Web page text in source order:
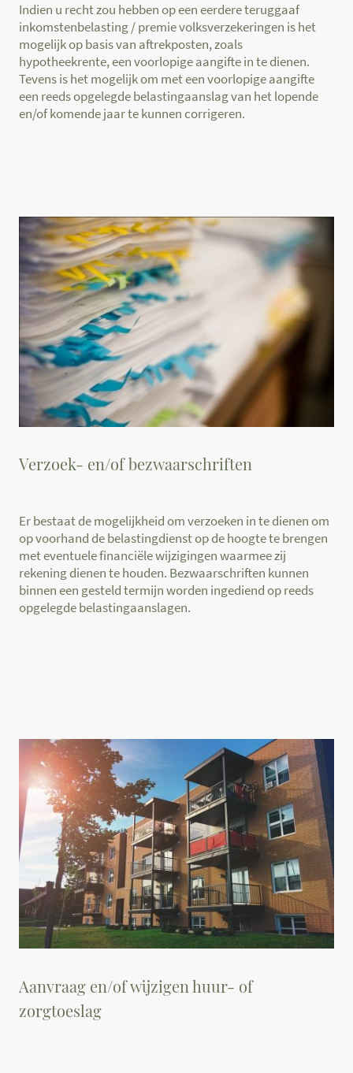
Indien u recht zou hebben op een eerdere teruggaaf
inkomstenbelasting / premie volksverzekeringen is het
mogelijk op basis van aftrekposten, zoals
hypotheekrente, een voorlopige aangifte in te dienen.
Tevens is het mogelijk om met een voorlopige aangifte
een reeds opgelegde belastingaanslag van het lopende
en/of komende jaar te kunnen corrigeren.
Verzoek- en/of bezwaarschriften
Er bestaat de mogelijkheid om verzoeken in te dienen om
op voorhand de belastingdienst op de hoogte te brengen
met eventuele financiële wijzigingen waarmee zij
rekening dienen te houden. Bezwaarschriften kunnen
binnen een gesteld termijn worden ingediend op reeds
opgelegde belastingaanslagen.
Aanvraag en/of wijzigen huur- of
zorgtoeslag